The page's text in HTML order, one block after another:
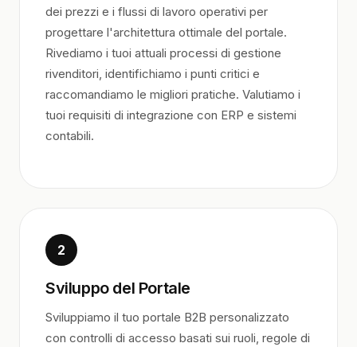
dei prezzi e i flussi di lavoro operativi per
progettare l'architettura ottimale del portale.
Rivediamo i tuoi attuali processi di gestione
rivenditori, identifichiamo i punti critici e
raccomandiamo le migliori pratiche. Valutiamo i
tuoi requisiti di integrazione con ERP e sistemi
contabili.
2
Sviluppo del Portale
Sviluppiamo il tuo portale B2B personalizzato
con controlli di accesso basati sui ruoli, regole di